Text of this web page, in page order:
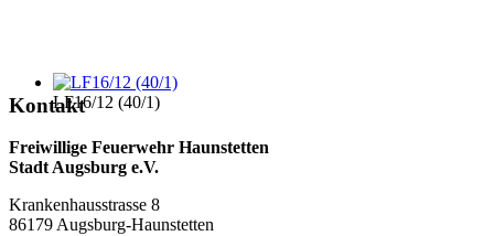
LF16/12 (40/1)
Kontakt
Freiwillige Feuerwehr Haunstetten
Stadt Augsburg e.V.
Krankenhausstrasse 8
86179 Augsburg-Haunstetten